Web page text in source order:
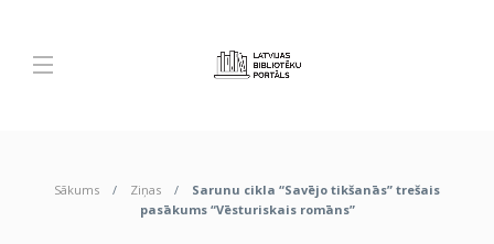
Sākums Ziņas
Sarunu cikla “Savējo tikšanās” trešais
pasākums “Vēsturiskais romāns”